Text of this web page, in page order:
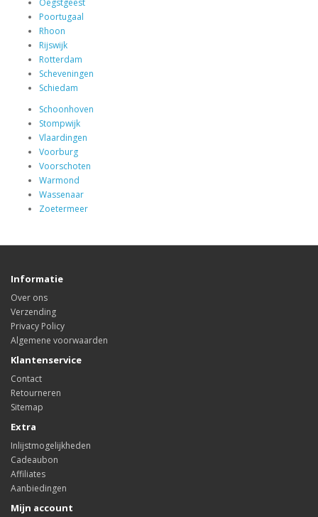
Oegstgeest
Poortugaal
Rhoon
Rijswijk
Rotterdam
Scheveningen
Schiedam
Schoonhoven
Stompwijk
Vlaardingen
Voorburg
Voorschoten
Warmond
Wassenaar
Zoetermeer
Informatie
Over ons
Verzending
Privacy Policy
Algemene voorwaarden
Klantenservice
Contact
Retourneren
Sitemap
Extra
Inlijstmogelijkheden
Cadeaubon
Affiliates
Aanbiedingen
Mijn account